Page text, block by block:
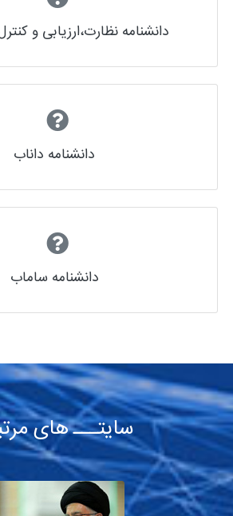
دانشنامه نظارت،ارزیابی و
دانشنامه داناب
دانشنامه ساماب
سایتـــ های